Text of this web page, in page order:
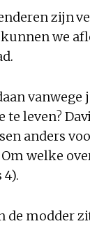
zijn
we
vanwege
te leven?
anders
welke
de modder